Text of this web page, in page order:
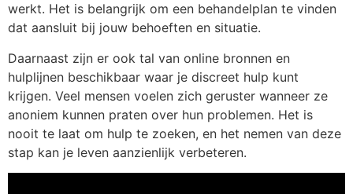
werkt. Het is belangrijk om een behandelplan te vinden
dat aansluit bij jouw behoeften en situatie.
Daarnaast zijn er ook tal van online bronnen en
hulplijnen beschikbaar waar je discreet hulp kunt
krijgen. Veel mensen voelen zich geruster wanneer ze
anoniem kunnen praten over hun problemen. Het is
nooit te laat om hulp te zoeken, en het nemen van deze
stap kan je leven aanzienlijk verbeteren.